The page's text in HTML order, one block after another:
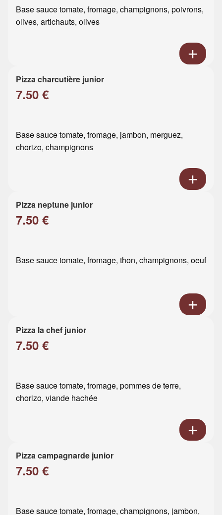
Base sauce tomate, fromage, champignons, poivrons,
olives, artichauts, olives
Pizza charcutière junior
7.50 €
Base sauce tomate, fromage, jambon, merguez,
chorizo, champignons
Pizza neptune junior
7.50 €
Base sauce tomate, fromage, thon, champignons, oeuf
Pizza la chef junior
7.50 €
Base sauce tomate, fromage, pommes de terre,
chorizo, viande hachée
Pizza campagnarde junior
7.50 €
Base sauce tomate, fromage, champignons, jambon,